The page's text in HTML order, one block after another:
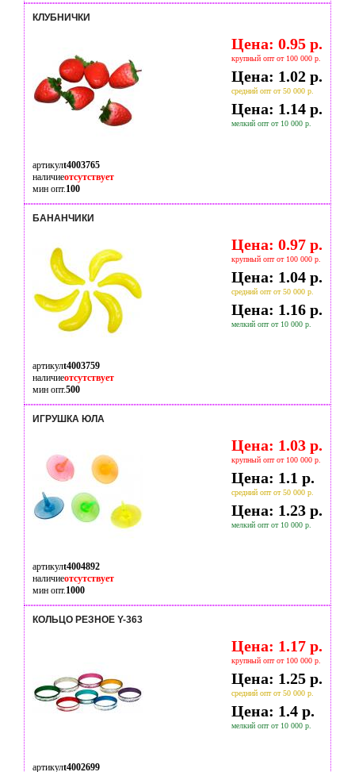
КЛУБНИЧКИ
Цена: 0.95 р.
крупный опт от 100 000 р.
Цена: 1.02 р.
средний опт от 50 000 р.
Цена: 1.14 р.
мелкий опт от 10 000 р.
артикулt4003765
наличиеотсутствует
мин опт.100
БАНАНЧИКИ
Цена: 0.97 р.
крупный опт от 100 000 р.
Цена: 1.04 р.
средний опт от 50 000 р.
Цена: 1.16 р.
мелкий опт от 10 000 р.
артикулt4003759
наличиеотсутствует
мин опт.500
ИГРУШКА ЮЛА
Цена: 1.03 р.
крупный опт от 100 000 р.
Цена: 1.1 р.
средний опт от 50 000 р.
Цена: 1.23 р.
мелкий опт от 10 000 р.
артикулt4004892
наличиеотсутствует
мин опт.1000
КОЛЬЦО РЕЗНОЕ Y-363
Цена: 1.17 р.
крупный опт от 100 000 р.
Цена: 1.25 р.
средний опт от 50 000 р.
Цена: 1.4 р.
мелкий опт от 10 000 р.
артикулt4002699